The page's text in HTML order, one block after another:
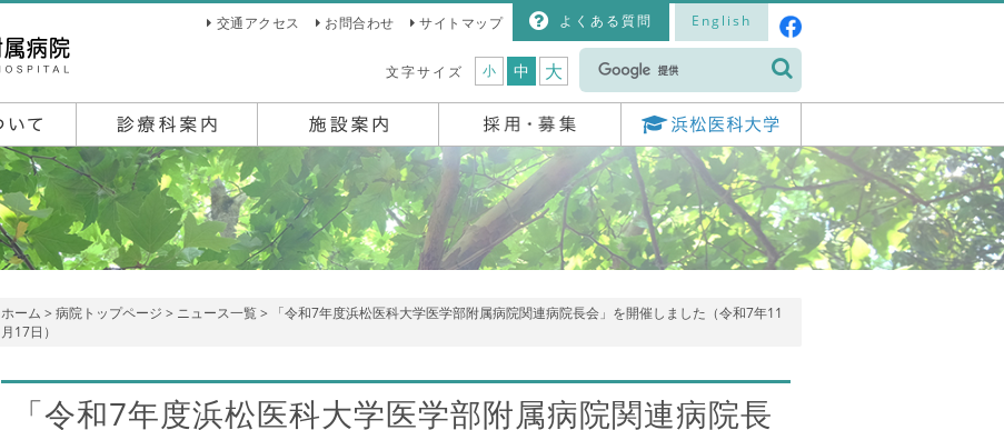
よくある質問 English
交通アクセス お問合わせ サイトマップ
文字サイズ 小 中 大
ホーム > 病院トップページ > ニュース一覧> 「令和7年度浜松医科大学医学部附属病院関連病院長会」を開催しました（令和7年11
月17日）
「令和7年度浜松医科大学医学部附属病院関連病院長